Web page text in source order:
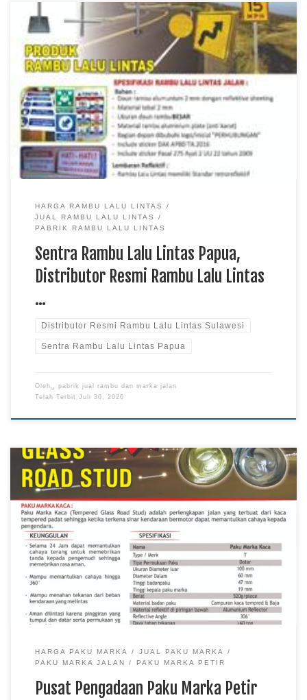
Sentra Rambu Lalu Lintas Papua, Distributor Resmi Rambu
Lalu Lintas Sulawesi, Produsen Rambu Lalu Lintas Kalimantan
TKDN E Katalog Rambu lalu lintas menjadi perlengkapan
penting untuk membantu memberikan informasi, petunjuk,
larangan, maupun peringatan kepada setiap pengguna jalan.
Sentra rambu lalu lintas menyediakan berbagai jenis produk
yang dapat digunakan pada jalan […]
HARGA RAMBU LALU LINTAS
JUAL RAMBU LALU LINTAS
PABRIK RAMBU LALU LINTAS
Sentra Rambu Lalu Lintas Papua,
Distributor Resmi Rambu Lalu Lintas
…
Distributor Resmi Rambu Lalu Lintas Sulawesi
Sentra Rambu Lalu Lintas Papua
Oleh␣ pabrik jual rambu dan marka jalan
Telah Terbit Juli 30, 2026
Pusat Pengadaan Paku Marka Petir Papua, Mitra Distribusi
Paku Marka Petir Kalimantan TKDN E Katalog, Solusi Paku
Marka Petir Sulawesi Paku marka petir merupakan salah satu
perlengkapan keselamatan jalan yang digunakan untuk
membantu meningkatkan visibilitas jalur melalui pantulan
cahaya. Produk ini banyak diaplikasikan pada jalan nasional,
jalan provinsi, kawasan industri, […]
HARGA PAKU MARKA
JUAL PAKU MARKA
PAKU MARKA JALAN
PAKU MARKA PETIR
Pusat Pengadaan Paku Marka Petir